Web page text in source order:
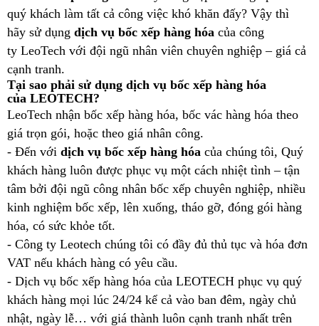
quý khách làm tất cả công việc khó khăn đấy? Vậy thì
hãy sử dụng dịch vụ bốc xếp hàng hóa của công
ty LeoTech với đội ngũ nhân viên chuyên nghiệp – giá cả
cạnh tranh.
Tại sao phải sử dụng dịch vụ bốc xếp hàng hóa
của LEOTECH?
LeoTech nhận bốc xếp hàng hóa, bốc vác hàng hóa theo
giá trọn gói, hoặc theo giá nhân công.
- Đến với dịch vụ bốc xếp hàng hóa của chúng tôi, Quý
khách hàng luôn được phục vụ một cách nhiệt tình – tận
tâm bởi đội ngũ công nhân bốc xếp chuyên nghiệp, nhiều
kinh nghiệm bốc xếp, lên xuống, tháo gỡ, đóng gói hàng
hóa, có sức khỏe tốt.
- Công ty Leotech chúng tôi có đầy đủ thủ tục và hóa đơn
VAT nếu khách hàng có yêu cầu.
- Dịch vụ bốc xếp hàng hóa của LEOTECH phục vụ quý
khách hàng mọi lúc 24/24 kể cả vào ban đêm, ngày chủ
nhật, ngày lễ… với giá thành luôn cạnh tranh nhất trên